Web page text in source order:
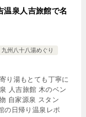
温泉人吉旅館で名
九州八十八湯めぐり
り湯もとても丁寧に
人吉旅館 木のベン
自家源泉 スタン
の日帰り温泉レポ